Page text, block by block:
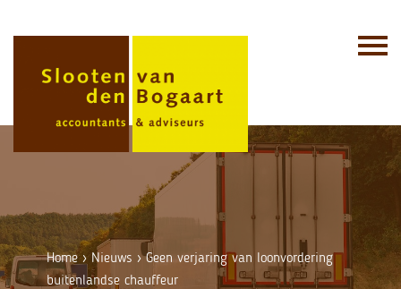
Home› Nieuws ›Geen verjaring van loonvordering
buitenlandse chauffeur